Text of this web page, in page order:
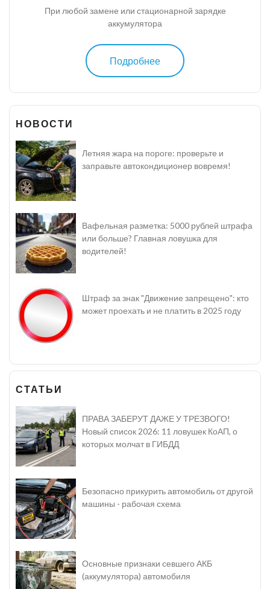
При любой замене или стационарной зарядке
аккумулятора
Подробнее
НОВОСТИ
Летняя жара на пороге: проверьте и
заправьте автокондиционер вовремя!
Вафельная разметка: 5000 рублей штрафа
или больше? Главная ловушка для
водителей!
Штраф за знак "Движение запрещено": кто
может проехать и не платить в 2025 году
СТАТЬИ
ПРАВА ЗАБЕРУТ ДАЖЕ У ТРЕЗВОГО!
Новый список 2026: 11 ловушек КоАП, о
которых молчат в ГИБДД
Безопасно прикурить автомобиль от другой
машины - рабочая схема
Основные признаки севшего АКБ
(аккумулятора) автомобиля